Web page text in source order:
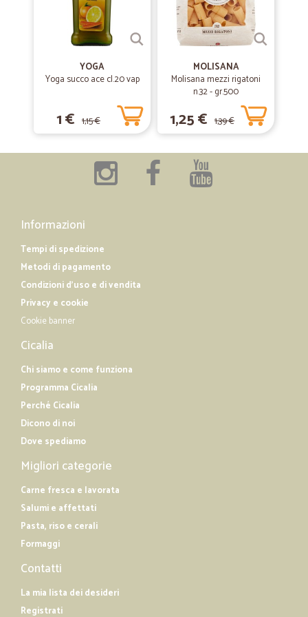
YOGA
Yoga succo ace cl.20 vap
1 € 1,15 €
MOLISANA
Molisana mezzi rigatoni
n.32 - gr.500
1,25 € 1,39 €
Informazioni
Tempi di spedizione
Metodi di pagamento
Condizioni d'uso e di vendita
Privacy e cookie
Cookie banner
Cicalia
Chi siamo e come funziona
Programma Cicalia
Perché Cicalia
Dicono di noi
Dove spediamo
Migliori categorie
Carne fresca e lavorata
Salumi e affettati
Pasta, riso e cerali
Formaggi
Contatti
La mia lista dei desideri
Registrati